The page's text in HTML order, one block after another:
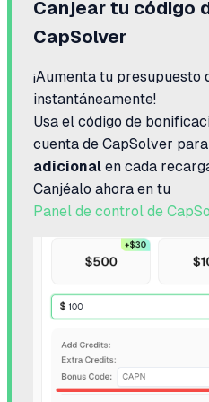
Canjear tu código
CapSolver
¡Aumenta tu presupuesto
instantáneamente!
Usa el código de
cuenta de CapSolver
adicional en cada
Canjéalo ahora en tu
Panel de control de